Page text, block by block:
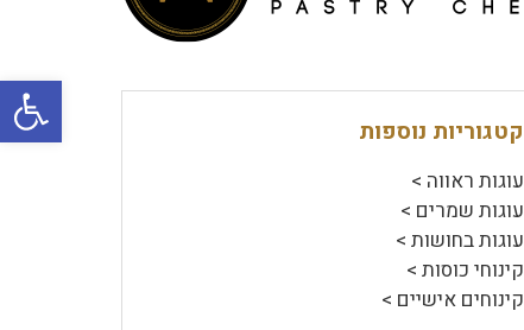
פתח
קטגוריות נוספות
עוגות ראווה >
עוגות שמרים >
עוגות בחושות >
קינוחי כוסות >
קינוחים אישיים >